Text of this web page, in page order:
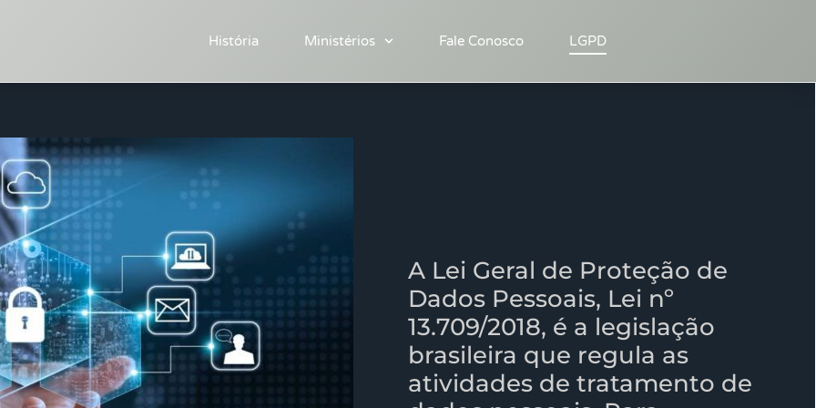
História Ministérios Fale Conosco LGPD
A Lei Geral de Proteção de
Dados Pessoais, Lei nº
13.709/2018, é a legislação
brasileira que regula as
atividades de tratamento de